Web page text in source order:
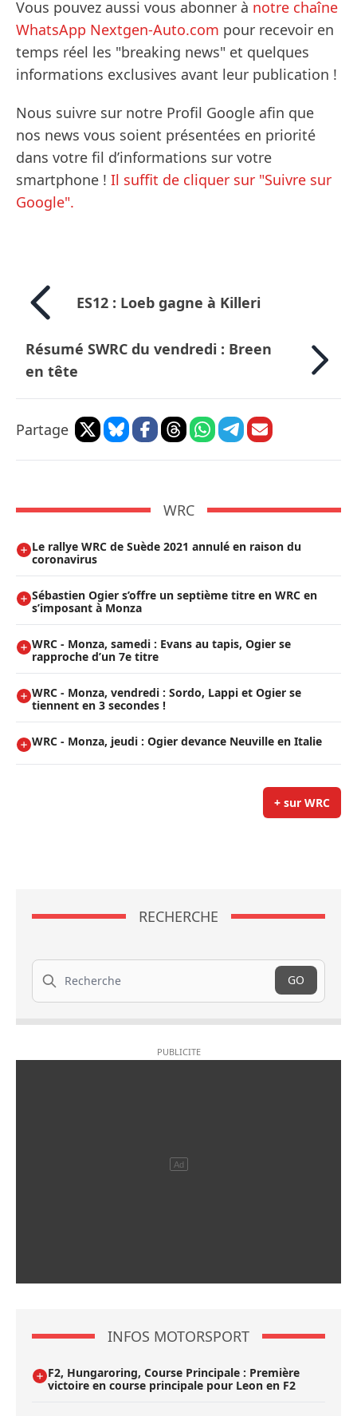
Vous pouvez aussi vous abonner à notre chaîne
WhatsApp Nextgen-Auto.com pour recevoir en
temps réel les "breaking news" et quelques
informations exclusives avant leur publication !
Nous suivre sur notre Profil Google afin que
nos news vous soient présentées en priorité
dans votre fil d’informations sur votre
smartphone ! Il suffit de cliquer sur "Suivre sur
Google".
ES12 : Loeb gagne à Killeri
Résumé SWRC du vendredi : Breen
en tête
Partage
WRC
Le rallye WRC de Suède 2021 annulé en raison du
coronavirus
Sébastien Ogier s’offre un septième titre en WRC en
s’imposant à Monza
WRC - Monza, samedi : Evans au tapis, Ogier se
rapproche d’un 7e titre
WRC - Monza, vendredi : Sordo, Lappi et Ogier se
tiennent en 3 secondes !
WRC - Monza, jeudi : Ogier devance Neuville en Italie
+ sur WRC
RECHERCHE
Recherche
GO
INFOS MOTORSPORT
F2, Hungaroring, Course Principale : Première
victoire en course principale pour Leon en F2